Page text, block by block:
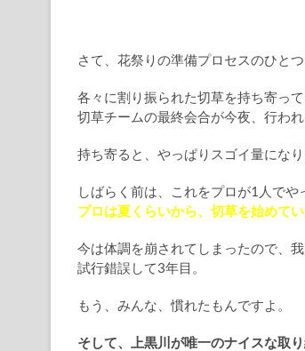
さて、花祭りの準備プロセスのひと
各々に割り振られた切草を持ち寄って
切草チームの最終会合が今夜、行われ
持ち寄ると、やっぱりスゴイ量になり
しばらく前は、これをプロが1人でや
プロは夏くらいから、切草を始めてい
今は体調を崩されてしまったので、
試行錯誤して3年目。
もう、みんな、慣れたもんですよ。
そして、上黒川が唯一のナイスな取